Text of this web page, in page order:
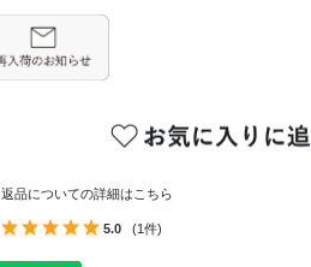
返品についての詳細はこちら
5.0 (1件)